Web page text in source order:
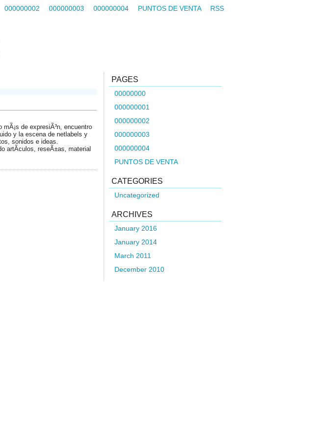
000000002 000000003 000000004 PUNTOS DE VENTA RSS
PAGES
00000000
000000001
000000002
000000003
000000004
PUNTOS DE VENTA
CATEGORIES
Uncategorized
ARCHIVES
January 2016
January 2014
March 2011
December 2010
mÃ¡s de expresiÃ³n, encuentro
y la escena de netlabels y
sonidos e ideas.
artÃ­culos, reseÃ±as, material